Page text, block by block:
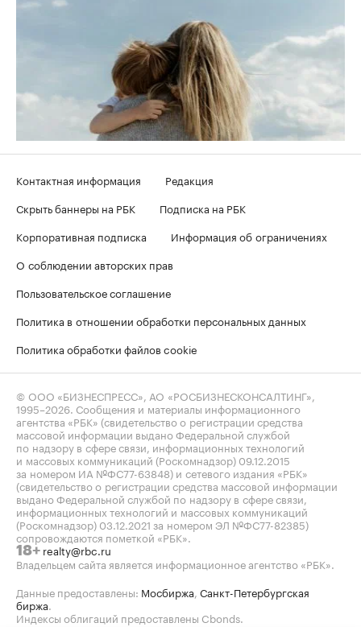
Контактная информация
Редакция
Скрыть баннеры на РБК
Подписка на РБК
Корпоративная подписка
Информация об ограничениях
О соблюдении авторских прав
Пользовательское соглашение
Политика в отношении обработки персональных данных
Политика обработки файлов cookie
© ООО «БИЗНЕСПРЕСС», АО «РОСБИЗНЕСКОНСАЛТИНГ»,
1995–2026. Сообщения и материалы информационного
агентства «РБК» (свидетельство о регистрации средства
массовой информации выдано Федеральной службой
по надзору в сфере связи, информационных технологий
и массовых коммуникаций (Роскомнадзор) 09.12.2015
за номером ИА №ФС77-63848) и сетевого издания «РБК»
(свидетельство о регистрации средства массовой информации
выдано Федеральной службой по надзору в сфере связи,
информационных технологий и массовых коммуникаций
(Роскомнадзор) 03.12.2021 за номером ЭЛ №ФС77-82385)
сопровождаются пометкой «РБК».
18+ realty@rbc.ru
Владельцем сайта является информационное агентство «РБК».
Данные предоставлены: Мосбиржа, Санкт-Петербургская
биржа.
Индексы облигаций предоставлены Cbonds.